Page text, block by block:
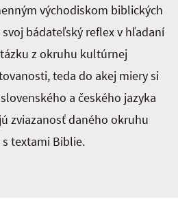
východiskom biblických
bádateľský reflex v hľadaní
z okruhu kultúrnej
teda do akej miery si
a českého jazyka
zviazanosť daného okruhu
textami Biblie.